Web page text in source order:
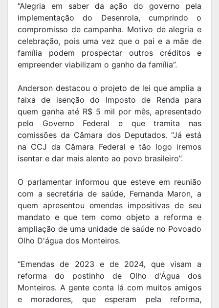
“Alegria em saber da ação do governo pela
implementação do Desenrola, cumprindo o
compromisso de campanha. Motivo de alegria e
celebração, pois uma vez que o pai e a mãe de
família podem prospectar outros créditos e
empreender viabilizam o ganho da família”.
Anderson destacou o projeto de lei que amplia a
faixa de isenção do Imposto de Renda para
quem ganha até R$ 5 mil por mês, apresentado
pelo Governo Federal e que tramita nas
comissões da Câmara dos Deputados. “Já está
na CCJ da Câmara Federal e tão logo iremos
isentar e dar mais alento ao povo brasileiro”.
O parlamentar informou que esteve em reunião
com a secretária de saúde, Fernanda Maron, a
quem apresentou emendas impositivas de seu
mandato e que tem como objeto a reforma e
ampliação de uma unidade de saúde no Povoado
Olho D'água dos Monteiros.
“Emendas de 2023 e de 2024, que visam a
reforma do postinho de Olho d'Água dos
Monteiros. A gente conta lá com muitos amigos
e moradores, que esperam pela reforma,